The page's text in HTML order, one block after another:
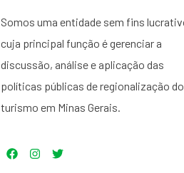
Somos uma entidade sem fins
cuja principal função é gerenciar a
discussão, análise e aplicação das
políticas públicas de regionalização do
turismo em Minas Gerais.